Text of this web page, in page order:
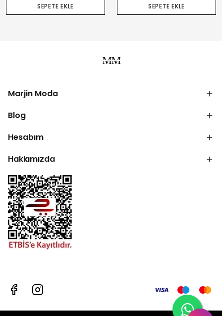
SEPETE EKLE SEPETE EKLE
Marjin Moda
Blog
Hesabım
Hakkımızda